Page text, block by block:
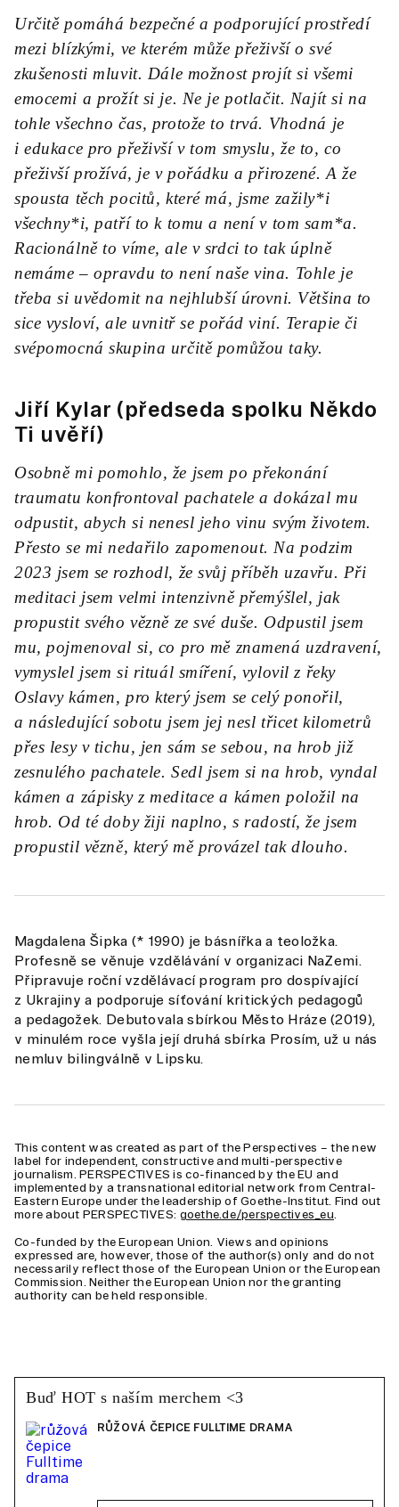
Určitě pomáhá bezpečné a podporující prostředí
mezi blízkými, ve kterém může přeživší o své
zkušenosti mluvit. Dále možnost projít si všemi
emocemi a prožít si je. Ne je potlačit. Najít si na
tohle všechno čas, protože to trvá. Vhodná je
i edukace pro přeživší v tom smyslu, že to, co
přeživší prožívá, je v pořádku a přirozené. A že
spousta těch pocitů, které má, jsme zažily*i
všechny*i, patří to k tomu a není v tom sam*a.
Racionálně to víme, ale v srdci to tak úplně
nemáme – opravdu to není naše vina. Tohle je
třeba si uvědomit na nejhlubší úrovni. Většina to
sice vysloví, ale uvnitř se pořád viní. Terapie či
svépomocná skupina určitě pomůžou taky.
Jiří Kylar (předseda spolku Někdo
Ti uvěří)
Osobně mi pomohlo, že jsem po překonání
traumatu konfrontoval pachatele a dokázal mu
odpustit, abych si nenesl jeho vinu svým životem.
Přesto se mi nedařilo zapomenout. Na podzim
2023 jsem se rozhodl, že svůj příběh uzavřu. Při
meditaci jsem velmi intenzivně přemýšlel, jak
propustit svého vězně ze své duše. Odpustil jsem
mu, pojmenoval si, co pro mě znamená uzdravení,
vymyslel jsem si rituál smíření, vylovil z řeky
Oslavy kámen, pro který jsem se celý ponořil,
a následující sobotu jsem jej nesl třicet kilometrů
přes lesy v tichu, jen sám se sebou, na hrob již
zesnulého pachatele. Sedl jsem si na hrob, vyndal
kámen a zápisky z meditace a kámen položil na
hrob. Od té doby žiji naplno, s radostí, že jsem
propustil vězně, který mě provázel tak dlouho.
Magdalena Šipka (* 1990) je básnířka a teoložka.
Profesně se věnuje vzdělávání v organizaci NaZemi.
Připravuje roční vzdělávací program pro dospívající
z Ukrajiny a podporuje síťování kritických pedagogů
a pedagožek. Debutovala sbírkou Město Hráze (2019),
v minulém roce vyšla její druhá sbírka Prosím, už u nás
nemluv bilingválně v Lipsku.
This content was created as part of the Perspectives – the new
label for independent, constructive and multi-perspective
journalism. PERSPECTIVES is co-financed by the EU and
implemented by a transnational editorial network from Central-
Eastern Europe under the leadership of Goethe-Institut. Find out
more about PERSPECTIVES: goethe.de/perspectives_eu
Co-funded by the European Union. Views and opinions
expressed are, however, those of the author(s) only and do not
necessarily reflect those of the European Union or the European
Commission. Neither the European Union nor the granting
authority can be held responsible.
Buď HOT s naším merchem <3
RŮŽOVÁ ČEPICE FULLTIME DRAMA